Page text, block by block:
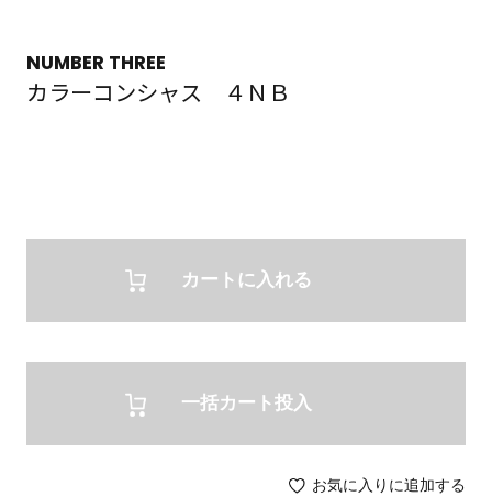
NUMBER THREE
カラーコンシャス ４ＮＢ
カートに入れる
一括カート投入
お気に入りに追加する